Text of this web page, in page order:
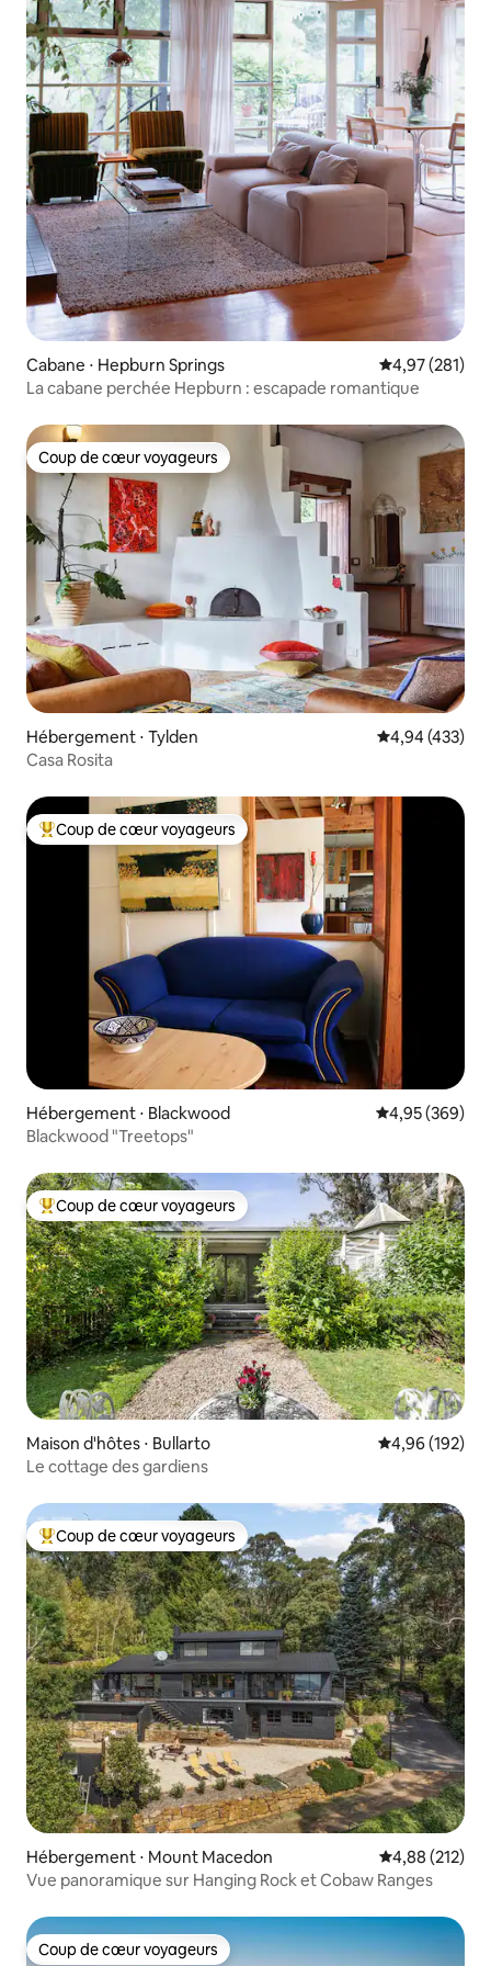
Cabane ⋅ Hepburn Springs Évaluation
4,97 (281)
La cabane perchée Hepburn : escapade romantique
Coup de cœur voyageurs
Coup de cœur voyageurs
Hébergement ⋅ Tylden Évaluation
4,94 (433)
Casa Rosita
Coups de cœur voyageurs les plus appréciés
Coup de cœur voyageurs
Hébergement ⋅ Blackwood Évaluation
4,95 (369)
Blackwood "Treetops"
Coups de cœur voyageurs les plus appréciés
Coup de cœur voyageurs
Maison d'hôtes ⋅ Bullarto Évaluation
4,96 (192)
Le cottage des gardiens
Coups de cœur voyageurs les plus appréciés
Coup de cœur voyageurs
Hébergement ⋅ Mount Macedon Évaluation
4,88 (212)
Vue panoramique sur Hanging Rock et Cobaw Ranges
Coup de cœur voyageurs
Coup de cœur voyageurs